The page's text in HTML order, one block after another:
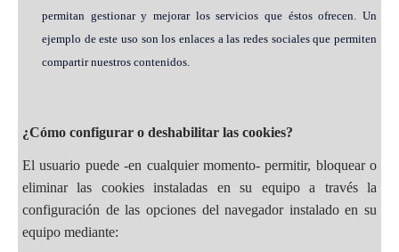
permitan gestionar y mejorar los servicios que éstos ofrecen. Un
ejemplo de este uso son los enlaces a las redes sociales que permiten
compartir nuestros contenidos.
¿Cómo configurar o deshabilitar las cookies?
El usuario puede -en cualquier momento- permitir, bloquear o
eliminar las cookies instaladas en su equipo a través la
configuración de las opciones del navegador instalado en su
equipo mediante: